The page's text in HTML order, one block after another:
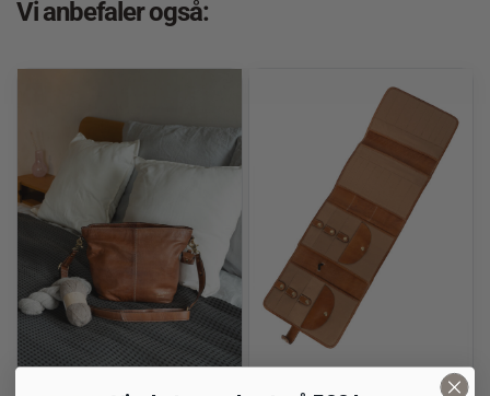
Vi anbefaler også: